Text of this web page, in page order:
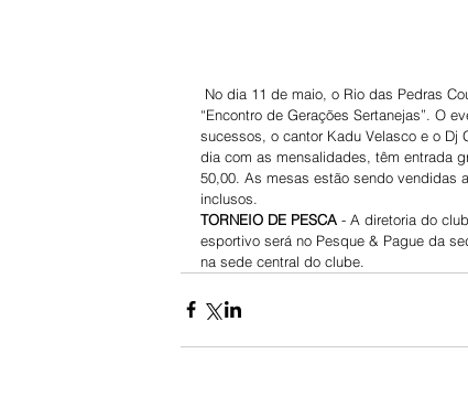
“Encontro de Gerações Sertanejas”. O
sucessos, o cantor Kadu Velasco e o Dj
dia com as mensalidades, têm entrada
50,00. As mesas estão sendo vendidas
inclusos.
TORNEIO DE PESCA - A diretoria do
esportivo será no Pesque & Pague da
na sede central do clube.